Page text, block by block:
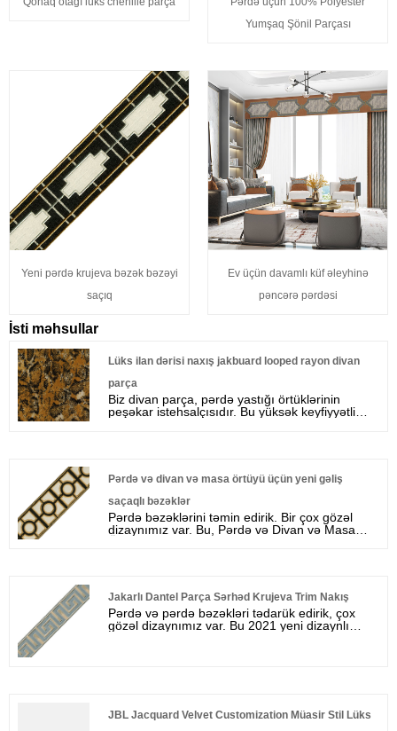
Yumşaq Şönil Parçası
Yeni pərdə krujeva bəzək bəzəyi
saçıq
Ev üçün davamlı küf əleyhinə
pəncərə pərdəsi
İsti məhsullar
Lüks ilan dərisi naxış jakbuard looped rayon divan
parça
Biz divan parça, pərdə yastığı örtüklərinin
peşəkar istehsalçısıdır. Bu yüksək keyfiyyətli
Pərdə və divan və masa örtüyü üçün yeni gəliş
saçaqlı bəzəklər
Pərdə bəzəklərini təmin edirik. Bir çox gözəl
dizaynımız var. Bu, Pərdə və Divan və Masa
Jakarlı Dantel Parça Sərhəd Krujeva Trim Nakış
Pərdə və pərdə bəzəkləri tədarük edirik, çox
gözəl dizaynımız var. Bu 2021 yeni dizaynlı
JBL Jacquard Velvet Customization Müasir Stil Lüks